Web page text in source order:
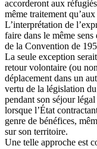
accorderont aux
même traitement
L’interprétation de
faire dans le même
de la Convention de
La seule exception
retour volontaire (ou
déplacement dans un
vertu de la législation
pendant son séjour
lorsque l’État
genre de bénéfices,
sur son territoire.
Une telle approche est